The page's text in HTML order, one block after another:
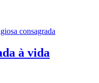
à vida